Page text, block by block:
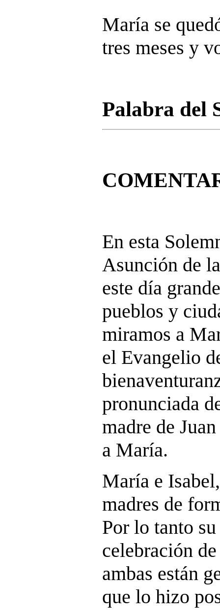
María se
tres meses y
Palabra del
En esta
Asunción de
este día
pueblos y
miramos a
el Evangelio
pronunciada
madre de
a María.
María e
madres de
Por lo tanto
celebración
ambas están
que lo hizo